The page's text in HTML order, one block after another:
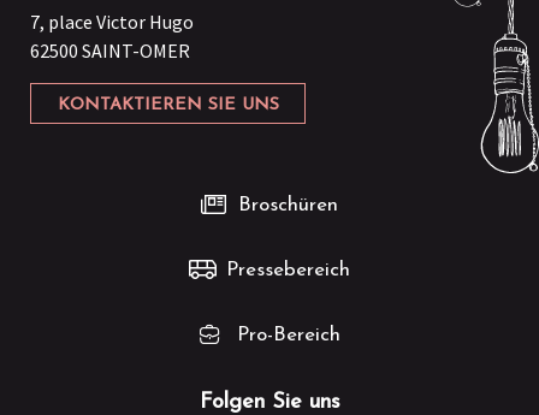
7, place Victor Hugo
62500 SAINT-OMER
KONTAKTIEREN SIE UNS
Folgen Sie uns
Broschüren
Pressebereich
Pro-Bereich